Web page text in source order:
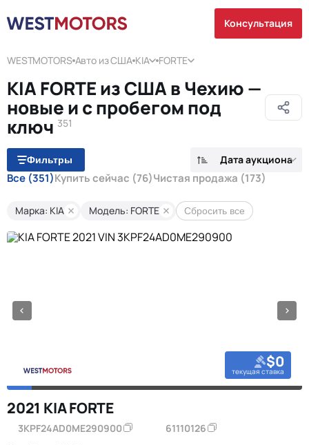
Консультация
WESTMOTORS Авто из США KIA FORTE
KIA FORTE из США в Чехию —
новые и с пробегом под
ключ 351
Фильтры Дата аукциона
Все (351)Купить сейчас (76)Чистая продажа (173)
Марка: KIA Модель: FORTE Сбросить все
$0
текущая ставка
2021 KIA FORTE
3KPF24AD0ME290900 61110126